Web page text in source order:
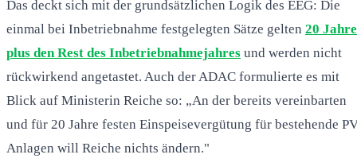
Das deckt sich mit der grundsätzlichen Logik des EEG: Die
einmal bei Inbetriebnahme festgelegten Sätze gelten 20 Jahre
plus den Rest des Inbetriebnahmejahres und werden nicht
rückwirkend angetastet. Auch der ADAC formulierte es mit
Blick auf Ministerin Reiche so: „An der bereits vereinbarten
und für 20 Jahre festen Einspeisevergütung für bestehende
Anlagen will Reiche nichts ändern."